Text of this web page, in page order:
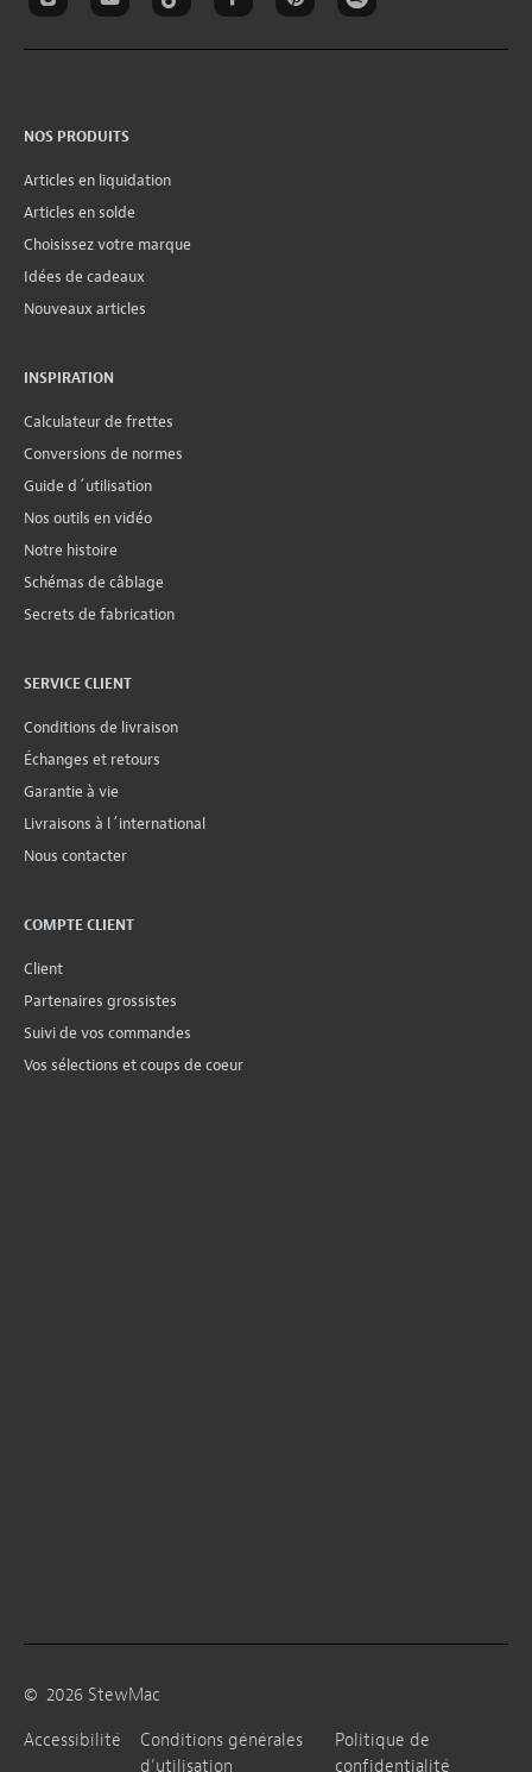
NOS PRODUITS
Articles en liquidation
Articles en solde
Choisissez votre marque
Idées de cadeaux
Nouveaux articles
INSPIRATION
Calculateur de frettes
Conversions de normes
Guide d´utilisation
Nos outils en vidéo
Notre histoire
Schémas de câblage
Secrets de fabrication
SERVICE CLIENT
Conditions de livraison
Échanges et retours
Garantie à vie
Livraisons à l´international
Nous contacter
COMPTE CLIENT
Client
Partenaires grossistes
Suivi de vos commandes
Vos sélections et coups de coeur
© 2026 StewMac
Accessibilité
Conditions générales
d’utilisation
Politique de
confidentialité